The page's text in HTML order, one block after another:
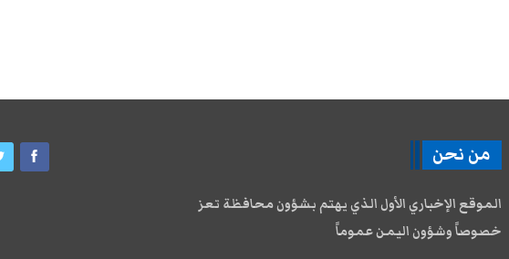
من نحن
الموقع الإخباري الأول الذي يهتم بشؤون محافظة تعز
خصوصاً وشؤون اليمن عموماً